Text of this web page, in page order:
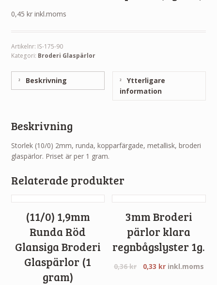
0,45 kr inkl.moms
Artikelnr: IS-175-90
Kategori: Broderi Glaspärlor
Beskrivning
Ytterligare
information
Beskrivning
Storlek (10/0) 2mm, runda, kopparfärgade, metallisk, broderi
glaspärlor. Priset är per 1 gram.
Relaterade produkter
(11/0) 1,9mm
Runda Röd
Glansiga Broderi
Glaspärlor (1
gram)
3mm Broderi
pärlor klara
regnbågslyster 1g.
0,36kr 0,33 kr inkl.moms